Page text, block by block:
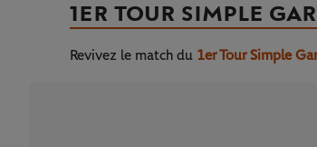
1ER TOUR SIMPLE
Revivez le match du 1er Tour Simple